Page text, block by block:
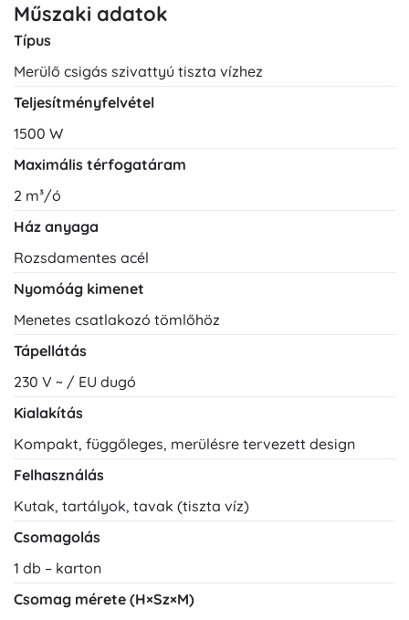
Műszaki adatok
Típus
Merülő csigás szivattyú tiszta vízhez
Teljesítményfelvétel
1500 W
Maximális térfogatáram
2 m³/ó
Ház anyaga
Rozsdamentes acél
Nyomóág kimenet
Menetes csatlakozó tömlőhöz
Tápellátás
230 V ~ / EU dugó
Kialakítás
Kompakt, függőleges, merülésre tervezett design
Felhasználás
Kutak, tartályok, tavak (tiszta víz)
Csomagolás
1 db – karton
Csomag mérete (H×Sz×M)